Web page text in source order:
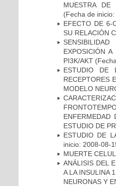
MUESTRA DE
(Fecha de
EFECTO DE 6-
SU RELACIÓN
EXPOSICIÓN
PI3K/AKT
ESTUDIO DE
RECEPTORES
MODELO
ENFERMEDAD
ESTUDIO DE
ESTUDIO DE
inicio: 2008-08-
MUERTE
ANÁLISIS DEL
A LA INSULINA
NEURONAS Y